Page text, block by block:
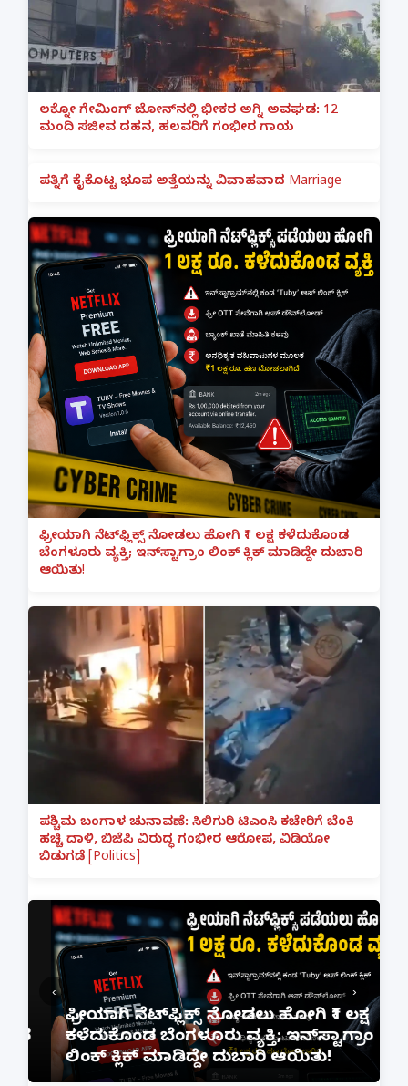
ಲಕ್ನೋ ಗೇಮಿಂಗ್ ಜೋನ್‌ನಲ್ಲಿ ಭೀಕರ ಅಗ್ನಿ ಅವಘಡ: 12
ಮಂದಿ ಸಜೀವ ದಹನ, ಹಲವರಿಗೆ ಗಂಭೀರ ಗಾಯ
ಪತ್ನಿಗೆ ಕೈಕೊಟ್ಟ ಭೂಪ ಅತ್ತೆಯನ್ನು ವಿವಾಹವಾದ Marriage
ಫ್ರೀಯಾಗಿ ನೆಟ್‌ಫ್ಲಿಕ್ಸ್ ನೋಡಲು ಹೋಗಿ ₹1 ಲಕ್ಷ ಕಳೆದುಕೊಂಡ
ಬೆಂಗಳೂರು ವ್ಯಕ್ತಿ; ಇನ್‌ಸ್ಟಾಗ್ರಾಂ ಲಿಂಕ್ ಕ್ಲಿಕ್ ಮಾಡಿದ್ದೇ ದುಬಾರಿ
ಆಯಿತು!
ಪಶ್ಚಿಮ ಬಂಗಾಳ ಚುನಾವಣೆ: ಸಿಲಿಗುರಿ ಟಿಎಂಸಿ ಕಚೇರಿಗೆ ಬೆಂಕಿ
ಹಚ್ಚಿ ದಾಳಿ, ಬಿಜೆಪಿ ವಿರುದ್ಧ ಗಂಭೀರ ಆರೋಪ, ವಿಡಿಯೋ
ಬಿಡುಗಡೆ [Politics]
ಫ್ರೀಯಾಗಿ ನೆಟ್‌ಫ್ಲಿಕ್ಸ್ ನೋಡಲು ಹೋಗಿ ₹1 ಲಕ್ಷ
ಕಳೆದುಕೊಂಡ ಬೆಂಗಳೂರು ವ್ಯಕ್ತಿ; ಇನ್‌ಸ್ಟಾಗ್ರಾಂ
ಲಿಂಕ್ ಕ್ಲಿಕ್ ಮಾಡಿದ್ದೇ ದುಬಾರಿ ಆಯಿತು!
‹ ›